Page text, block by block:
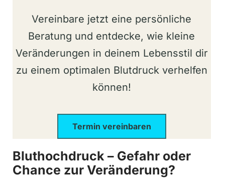
Vereinbare jetzt eine persönliche
Beratung und entdecke, wie kleine
Veränderungen in deinem Lebensstil dir
zu einem optimalen Blutdruck verhelfen
können!
Termin vereinbaren
Bluthochdruck – Gefahr oder
Chance zur Veränderung?